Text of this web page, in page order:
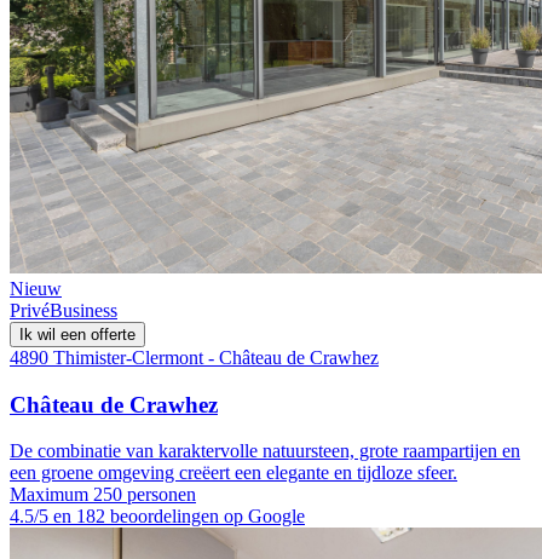
Nieuw
PrivéBusiness
Ik wil een offerte
4890 Thimister-Clermont - Château de Crawhez
Château de Crawhez
De combinatie van karaktervolle natuursteen, grote raampartijen en
een groene omgeving creëert een elegante en tijdloze sfeer.
Maximum 250 personen
4.5/5 en 182 beoordelingen op Google